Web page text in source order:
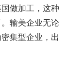
做加工，这种
输美企业无论
集型企业，出